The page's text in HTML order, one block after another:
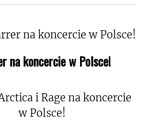
na koncercie w Polsce!